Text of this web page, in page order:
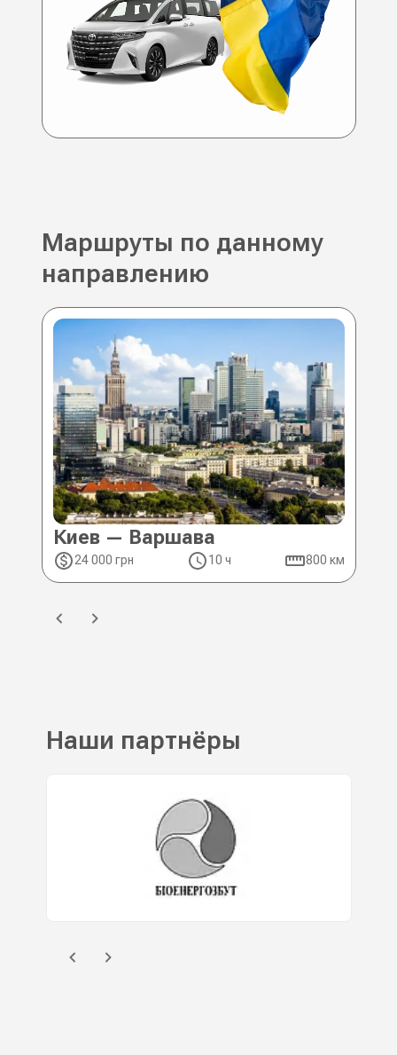
Маршруты по данному
направлению
Киев — Варшава
24 000 грн 10 ч 800 км
Наши партнёры